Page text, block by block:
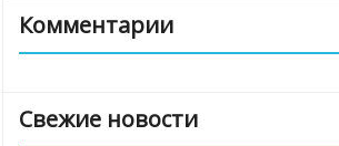
Комментарии
Свежие новости